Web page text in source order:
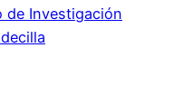
de Investigación